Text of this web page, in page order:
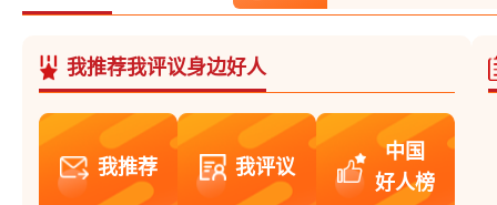
我推荐我评议身边好人
我推荐 我评议
中国
好人榜